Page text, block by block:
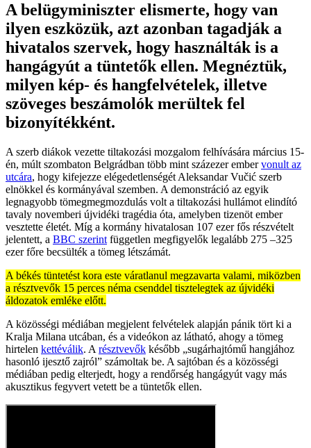
A belügyminiszter elismerte, hogy van
ilyen eszközük, azt azonban tagadják a
hivatalos szervek, hogy használták is a
hangágyút a tüntetők ellen. Megnéztük,
milyen kép- és hangfelvételek, illetve
szöveges beszámolók merültek fel
bizonyítékként.
A szerb diákok vezette tiltakozási mozgalom felhívására március 15-
én, múlt szombaton Belgrádban több mint százezer embervonult az
utcára, hogy kifejezze elégedetlenségét Aleksandar Vučić szerb
elnökkel és kormányával szemben. A demonstráció az egyik
legnagyobb tömegmegmozdulás volt a tiltakozási hullámot elindító
tavaly novemberi újvidéki tragédia óta, amelyben tizenöt ember
vesztette életét. Míg a kormány hivatalosan 107 ezer fős részvételt
jelentett, a BBC szerint független megfigyelők legalább 275 –325
ezer főre becsülték a tömeg létszámát.
A békés tüntetést kora este váratlanul megzavarta valami, miközben
a résztvevők 15 perces néma csenddel tisztelegtek az újvidéki
áldozatok emléke előtt.
A közösségi médiában megjelent felvételek alapján pánik tört ki a
Kralja Milana utcában, és a videókon az látható, ahogy a tömeg
hirtelen kettéválik. A résztvevők később „sugárhajtómű hangjához
hasonló ijesztő zajról” számoltak be. A sajtóban és a közösségi
médiában pedig elterjedt, hogy a rendőrség hangágyút vagy más
akusztikus fegyvert vetett be a tüntetők ellen.